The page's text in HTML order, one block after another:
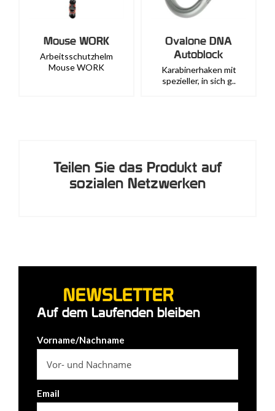
Mouse WORK
Arbeitsschutzhelm
Mouse WORK
Ovalone DNA
Autoblock
Karabinerhaken mit
spezieller, in sich g..
Teilen Sie das Produkt auf
sozialen Netzwerken
NEWSLETTER
Auf dem Laufenden bleiben
Vorname/Nachname
Email